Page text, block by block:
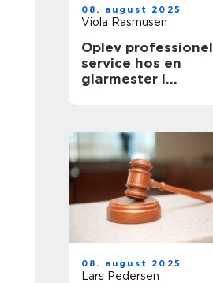
08. august 2025
Viola Rasmusen
Oplev professionel
service hos en
glarmester i
08. august 2025
Lars Pedersen